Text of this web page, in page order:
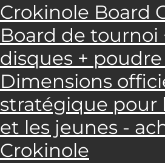
Crokinole Board
Board de tournoi
disques +
Dimensions
stratégique pour
et les jeunes -
Crokinole